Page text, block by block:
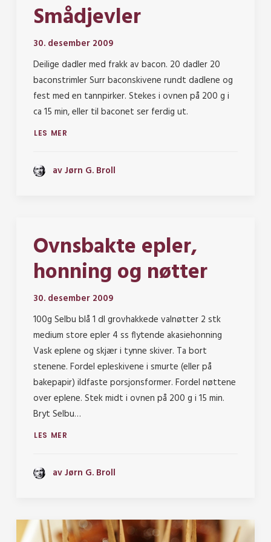
Smådjevler
30. desember 2009
Deilige dadler med frakk av bacon. 20 dadler 20
baconstrimler Surr baconskivene rundt dadlene og
fest med en tannpirker. Stekes i ovnen på 200 g i
ca 15 min, eller til baconet ser ferdig ut.
LES MER
av Jørn G. Broll
Ovnsbakte epler,
honning og nøtter
30. desember 2009
100g Selbu blå 1 dl grovhakkede valnøtter 2 stk
medium store epler 4 ss flytende akasiehonning
Vask eplene og skjær i tynne skiver. Ta bort
stenene. Fordel epleskivene i smurte (eller på
bakepapir) ildfaste porsjonsformer. Fordel nøttene
over eplene. Stek midt i ovnen på 200 g i 15 min.
Bryt Selbu…
LES MER
av Jørn G. Broll